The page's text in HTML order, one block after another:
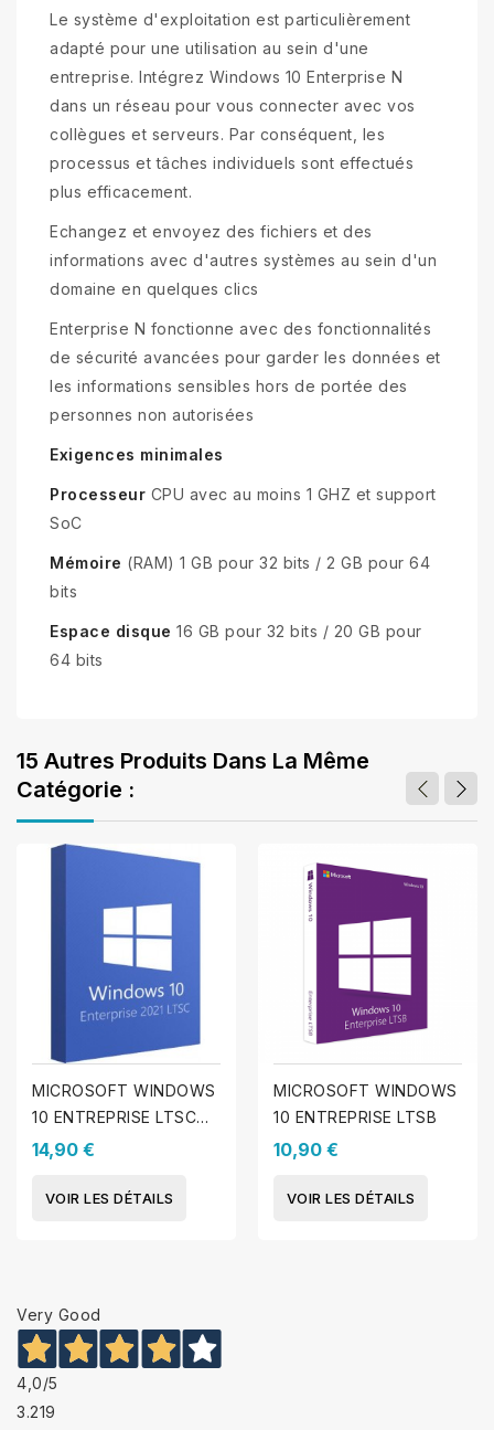
Le système d'exploitation est particulièrement
adapté pour une utilisation au sein d'une
entreprise. Intégrez Windows 10 Enterprise N
dans un réseau pour vous connecter avec vos
collègues et serveurs. Par conséquent, les
processus et tâches individuels sont effectués
plus efficacement.
Echangez et envoyez des fichiers et des
informations avec d'autres systèmes au sein d'un
domaine en quelques clics
Enterprise N fonctionne avec des fonctionnalités
de sécurité avancées pour garder les données et
les informations sensibles hors de portée des
personnes non autorisées
Exigences minimales
Processeur CPU avec au moins 1 GHZ et support
SoC
Mémoire (RAM) 1 GB pour 32 bits / 2 GB pour 64
bits
Espace disque 16 GB pour 32 bits / 20 GB pour
64 bits
15 Autres Produits Dans La Même
Catégorie :
MICROSOFT WINDOWS
10 ENTREPRISE LTSC
2021
14,90 €
VOIR LES DÉTAILS
MICROSOFT WINDOWS
10 ENTREPRISE LTSB
10,90 €
VOIR LES DÉTAILS
Very Good
4,0/5
3.219